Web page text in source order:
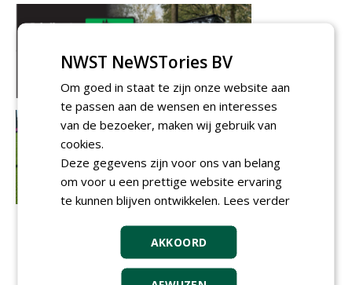
NWST NeWSTories BV
Om goed in staat te zijn onze website aan
te passen aan de wensen en interesses
van de bezoeker, maken wij gebruik van
cookies.
Deze gegevens zijn voor ons van belang
om voor u een prettige website ervaring
te kunnen blijven ontwikkelen. Lees verder
AKKOORD